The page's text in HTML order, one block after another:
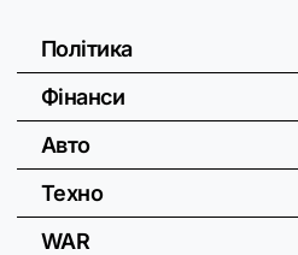
Політика
Фінанси
Авто
Техно
WAR